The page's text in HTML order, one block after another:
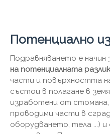
Потенциално
Подравняването е начин
на потенциалната
части и повърхността
състои в полагане в
изработени от стомана,
проводими части в
оборудването, тела ...)